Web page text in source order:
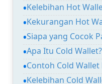
Kelebihan Hot
Kekurangan Hot
Siapa yang Cocok
Apa Itu Cold Wallet?
Contoh Cold
Kelebihan Cold